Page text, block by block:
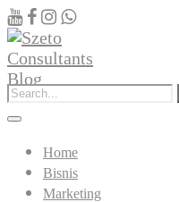
Home
Bisnis
Marketing